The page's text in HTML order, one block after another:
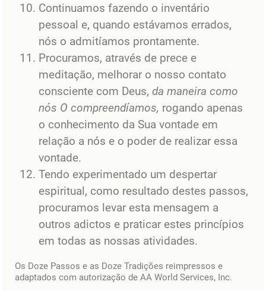
Continuamos fazendo o inventário
pessoal e, quando estávamos errados,
nós o admitíamos prontamente.
Procuramos, através de prece e
meditação, melhorar o nosso contato
consciente com Deus, da maneira como
nós O compreendíamos, rogando apenas
o conhecimento da Sua vontade em
relação a nós e o poder de realizar essa
vontade.
Tendo experimentado um despertar
espiritual, como resultado destes passos,
procuramos levar esta mensagem a
outros adictos e praticar estes princípios
em todas as nossas atividades.
Os Doze Passos e as Doze Tradições reimpressos e
adaptados com autorização de AA World Services, Inc.